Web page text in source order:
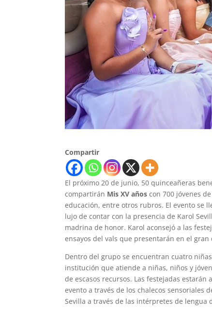
Compartir
El próximo 20 de junio, 50 quinceañeras
compartirán Mis XV años con 700 jóvenes
educación, entre otros rubros. El evento se
lujo de contar con la presencia de Karol
madrina de honor. Karol aconsejó a las
ensayos del vals que presentarán en el gran
Dentro del grupo se encuentran cuatro
institución que atiende a niñas, niños y
de escasos recursos. Las festejadas
evento a través de los chalecos sensoriales
Sevilla a través de las intérpretes de lengua